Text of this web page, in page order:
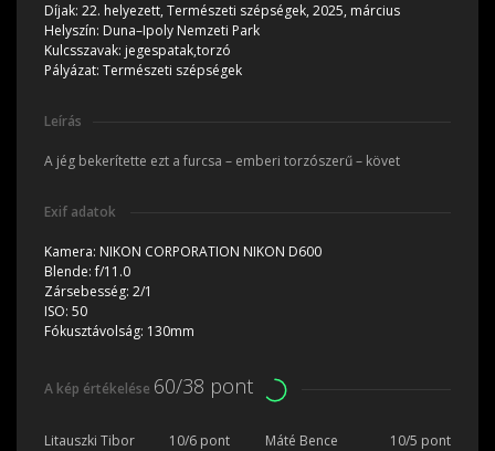
Díjak: 22. helyezett, Természeti szépségek, 2025, március
Helyszín: Duna–Ipoly Nemzeti Park
Kulcsszavak: jegespatak,torzó
Pályázat: Természeti szépségek
Leírás
A jég bekerítette ezt a furcsa – emberi torzószerű – követ
Exif adatok
Kamera: NIKON CORPORATION NIKON D600
Blende:f/11.0
Zársebesség: 2/1
ISO: 50
Fókusztávolság: 130mm
A kép értékelése 60/38 pont
Litauszki Tibor 10/6 pont Máté Bence
10/5 pont